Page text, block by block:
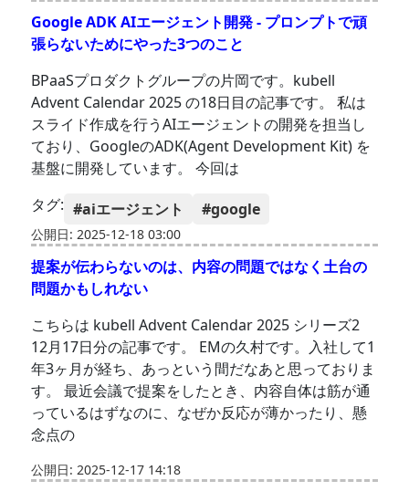
Google ADK AIエージェント開発 - プロンプトで頑
張らないためにやった3つのこと
BPaaSプロダクトグループの片岡です。kubell
Advent Calendar 2025 の18日目の記事です。 私は
スライド作成を行うAIエージェントの開発を担当し
ており、GoogleのADK(Agent Development Kit) を
基盤に開発しています。 今回は
タグ: #aiエージェント #google
公開日: 2025-12-18 03:00
提案が伝わらないのは、内容の問題ではなく土台の
問題かもしれない
こちらは kubell Advent Calendar 2025 シリーズ2
12月17日分の記事です。 EMの久村です。入社して1
年3ヶ月が経ち、あっという間だなあと思っておりま
す。 最近会議で提案をしたとき、内容自体は筋が通
っているはずなのに、なぜか反応が薄かったり、懸
念点の
公開日: 2025-12-17 14:18